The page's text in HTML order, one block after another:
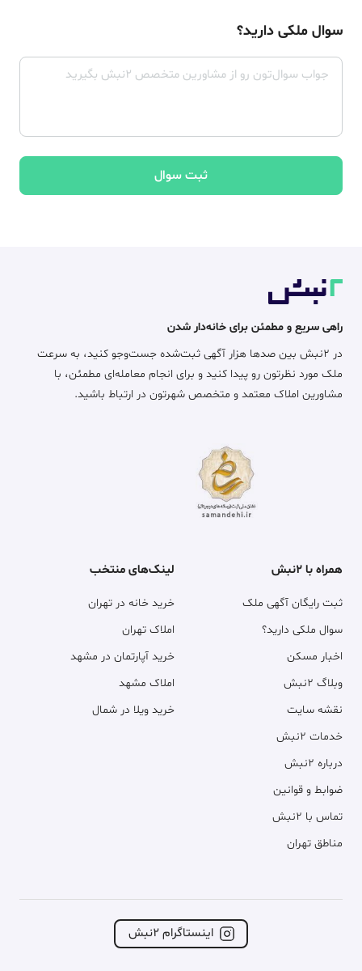
سوال ملکی دارید؟
ثبت سوال
راهی سریع و مطمئن برای خانه‌دار شدن
در ۲نبش بین صدها هزار آگهی ثبت‌شده جست‌وجو کنید، به سرعت
ملک مورد نظرتون رو پیدا کنید و برای انجام معامله‌ای مطمئن، با
مشاورین املاک معتمد و متخصص شهرتون در ارتباط باشید.
همراه با ۲نبش
ثبت رایگان آگهی ملک
سوال ملکی دارید؟
اخبار مسکن
وبلاگ ۲نبش
نقشه سایت
خدمات ۲نبش
درباره ۲نبش
ضوابط و قوانین
تماس با ۲نبش
مناطق تهران
لینک‌های منتخب
خرید خانه در تهران
املاک تهران
خرید آپارتمان در مشهد
املاک مشهد
خرید ویلا در شمال
اینستاگرام ۲نبش